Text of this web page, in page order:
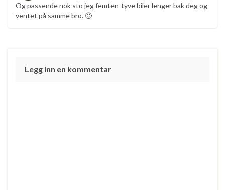
Og passende nok sto jeg femten-tyve biler lenger bak deg og
ventet på samme bro. 🙂
Legg inn en kommentar